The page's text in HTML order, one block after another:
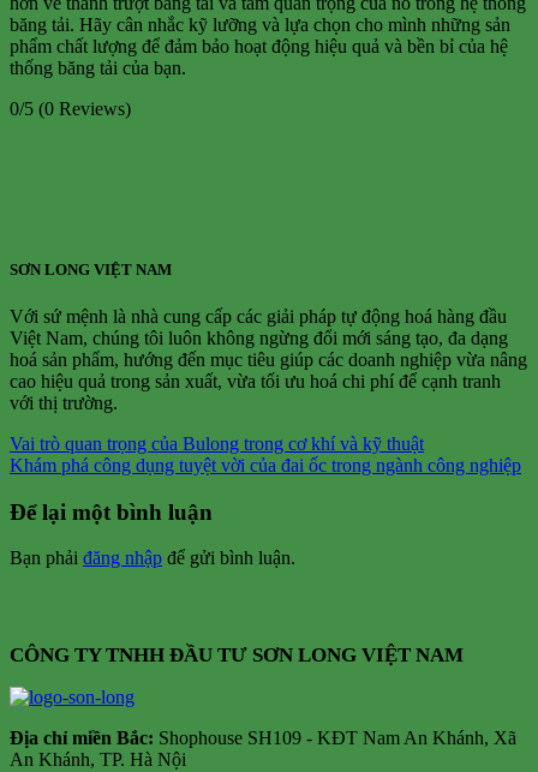
băng tải. Hãy cân nhắc kỹ lưỡng và lựa chọn cho mình những sản
phẩm chất lượng để đảm bảo hoạt động hiệu quả và bền bỉ của hệ
thống băng tải của bạn.
0/5 (0 Reviews)
SƠN LONG VIỆT NAM
Với sứ mệnh là nhà cung cấp các giải pháp tự động hoá hàng đầu
Việt Nam, chúng tôi luôn không ngừng đổi mới sáng tạo, đa dạng
hoá sản phẩm, hướng đến mục tiêu giúp các doanh nghiệp vừa nâng
cao hiệu quả trong sản xuất, vừa tối ưu hoá chi phí để cạnh tranh
với thị trường.
Vai trò quan trọng của Bulong trong cơ khí và kỹ thuật
Khám phá công dụng tuyệt vời của đai ốc trong ngành công nghiệp
Để lại một bình luận
Bạn phải đăng nhập để gửi bình luận.
CÔNG TY TNHH ĐẦU TƯ SƠN LONG VIỆT NAM
Địa chỉ miền Bắc: Shophouse SH109 - KĐT Nam An Khánh, Xã
An Khánh, TP. Hà Nội